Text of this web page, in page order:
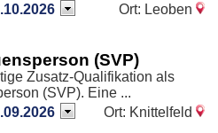
Ort: Leoben
(SVP)
Zusatz-Qualifikation als
(SVP). Eine ...
Ort: Knittelfeld